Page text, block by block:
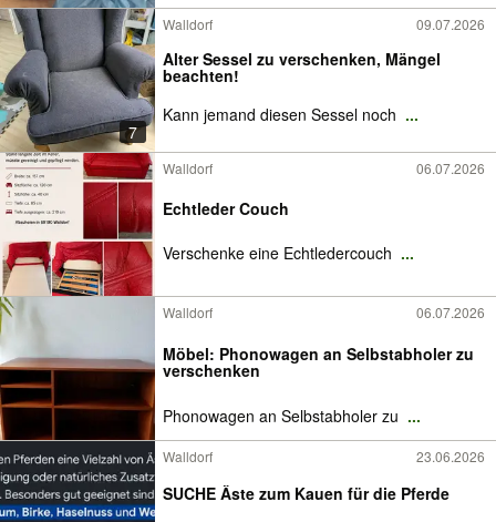
7
Walldorf 09.07.2026
Alter Sessel zu verschenken, Mängel
beachten!
Kann jemand diesen Sessel noch ...
Walldorf 06.07.2026
Echtleder Couch
Verschenke eine Echtledercouch ...
Walldorf 06.07.2026
Möbel: Phonowagen an Selbstabholer zu
verschenken
Phonowagen an Selbstabholer zu ...
Walldorf 23.06.2026
SUCHE Äste zum Kauen für die Pferde